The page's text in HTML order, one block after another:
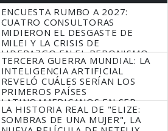
ENCUESTA RUMBO A 2027:
CUATRO CONSULTORAS
MIDIERON EL DESGASTE DE
MILEI Y LA CRISIS DE
LIDERAZGO EN EL PERONISMO
TERCERA GUERRA MUNDIAL: LA
INTELIGENCIA ARTIFICIAL
REVELÓ CUÁLES SERÍAN LOS
PRIMEROS PAÍSES
LATINOAMERICANOS EN SER
DERROTADOS
LA HISTORIA REAL DE "ELIZE:
SOMBRAS DE UNA MUJER", LA